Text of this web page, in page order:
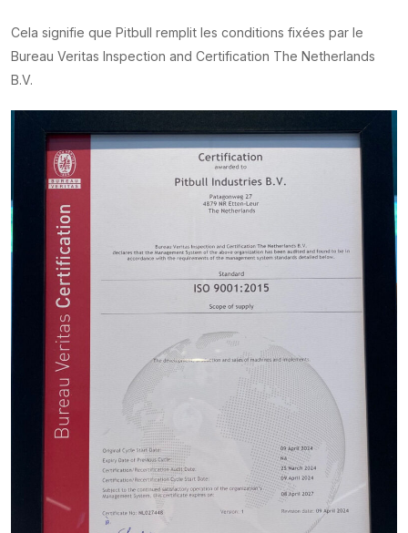
Cela signifie que Pitbull remplit les conditions fixées par le
Bureau Veritas Inspection and Certification The Netherlands
B.V.